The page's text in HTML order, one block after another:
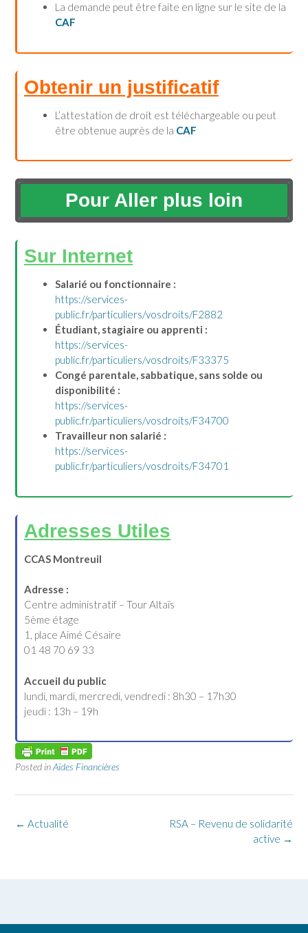
La demande peut être faite en ligne sur le site de la
CAF
Obtenir un justificatif
L’attestation de droit est téléchargeable ou peut
être obtenue auprès de la CAF
Pour Aller plus loin
Sur Internet
Salarié ou fonctionnaire :
https://services-
public.fr/particuliers/vosdroits/F2882
Étudiant, stagiaire ou apprenti :
https://services-
public.fr/particuliers/vosdroits/F33375
Congé parentale, sabbatique, sans solde ou
disponibilité :
https://services-
public.fr/particuliers/vosdroits/F34700
Travailleur non salarié :
https://services-
public.fr/particuliers/vosdroits/F34701
Adresses Utiles
CCAS Montreuil
Adresse :
Centre administratif – Tour Altaïs
5ème étage
1, place Aimé Césaire
01 48 70 69 33
Accueil du public
lundi, mardi, mercredi, vendredi : 8h30 – 17h30
jeudi : 13h – 19h
Posted inAides Financières
RSA – Revenu de solidarité
active →
← Actualité